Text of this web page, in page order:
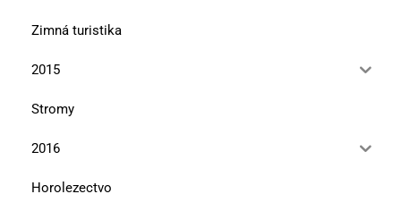
Zimná turistika
2015
Stromy
2016
Horolezectvo